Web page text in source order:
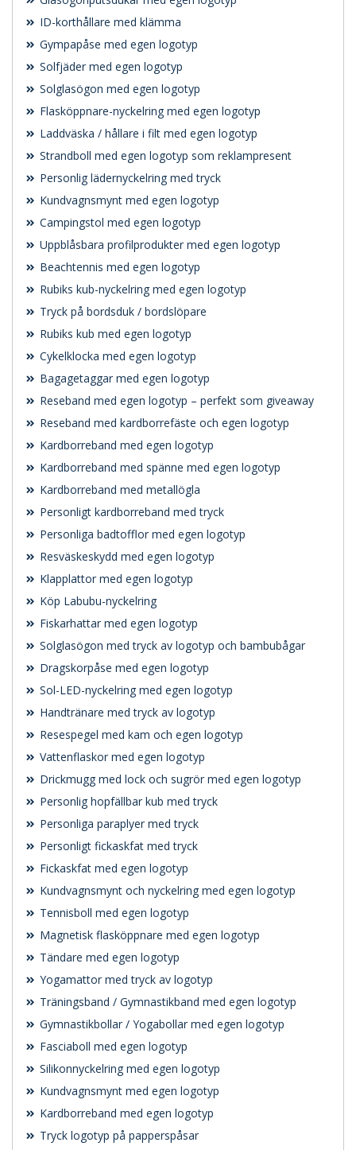
ID-korthållare med klämma
Gympapåse med egen logotyp
Solfjäder med egen logotyp
Solglasögon med egen logotyp
Flasköppnare-nyckelring med egen logotyp
Laddväska / hållare i filt med egen logotyp
Strandboll med egen logotyp som reklampresent
Personlig lädernyckelring med tryck
Kundvagnsmynt med egen logotyp
Campingstol med egen logotyp
Uppblåsbara profilprodukter med egen logotyp
Beachtennis med egen logotyp
Rubiks kub-nyckelring med egen logotyp
Tryck på bordsduk / bordslöpare
Rubiks kub med egen logotyp
Cykelklocka med egen logotyp
Bagagetaggar med egen logotyp
Reseband med egen logotyp – perfekt som giveaway
Reseband med kardborrefäste och egen logotyp
Kardborreband med egen logotyp
Kardborreband med spänne med egen logotyp
Kardborreband med metallögla
Personligt kardborreband med tryck
Personliga badtofflor med egen logotyp
Resväskeskydd med egen logotyp
Klapplattor med egen logotyp
Köp Labubu-nyckelring
Fiskarhattar med egen logotyp
Solglasögon med tryck av logotyp och bambubågar
Dragskorpåse med egen logotyp
Sol-LED-nyckelring med egen logotyp
Handtränare med tryck av logotyp
Resespegel med kam och egen logotyp
Vattenflaskor med egen logotyp
Drickmugg med lock och sugrör med egen logotyp
Personlig hopfällbar kub med tryck
Personliga paraplyer med tryck
Personligt fickaskfat med tryck
Fickaskfat med egen logotyp
Kundvagnsmynt och nyckelring med egen logotyp
Tennisboll med egen logotyp
Magnetisk flasköppnare med egen logotyp
Tändare med egen logotyp
Yogamattor med tryck av logotyp
Träningsband / Gymnastikband med egen logotyp
Gymnastikbollar / Yogabollar med egen logotyp
Fasciaboll med egen logotyp
Silikonnyckelring med egen logotyp
Kundvagnsmynt med egen logotyp
Kardborreband med egen logotyp
Tryck logotyp på papperspåsar